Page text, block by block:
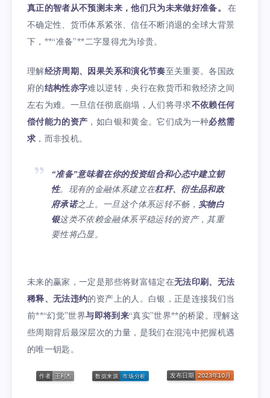
真正的智者从不预测未来，他们只为未来做好准备。
在
不确定性、货币体系紧张、信任不断消退的全球大背景
下，**“准备”**二字显得尤为珍贵。
理解经济周期、因果关系和演化节奏至关重要。各国政
府的结构性赤字难以逆转，央行在救货币和救经济之间
左右为难。一旦信任彻底崩塌，人们将寻求不依赖任何
偿付能力的资产 ，如白银和黄金。它们成为一种必然需
求 ，而非投机。
“准备”意味着在你的投资组合和心态中建立韧
性。现有的金融体系建立在杠杆、衍生品和政
府承诺之上。一旦这个体系运转不畅， 实物白
银这类不依赖金融体系平稳运转的资产，其重
要性将凸显。
未来的赢家，一定是那些将财富锚定在无法印刷、无法
稀释、无法违约的资产上的人。白银，正是连接我们当
前**“幻觉”世界与即将到来“真实”世界**的桥梁。理解这
些周期背后最深层次的力量，是我们在混沌中把握机遇
的唯一钥匙。